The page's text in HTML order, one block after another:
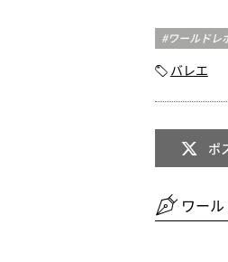
ワールドレ
バレエ
ポ
ワー